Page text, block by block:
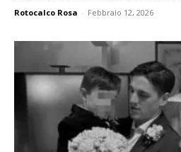
Rotocalco Rosa - Febbraio 12, 2026